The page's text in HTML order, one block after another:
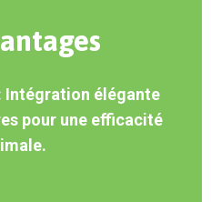
Intégration élégante
pour une efficacité